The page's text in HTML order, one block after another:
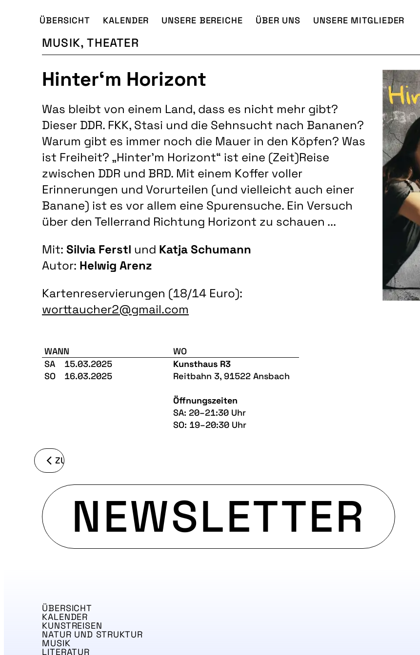
ÜBERSICHT KALENDER UNSERE BEREICHE ÜBER UNS UNSERE MITGLIEDER
MUSIK, THEATER
Hinter‘m Horizont
Was bleibt von einem Land, dass es nicht mehr gibt?
Dieser DDR. FKK, Stasi und die Sehnsucht nach Bananen?
Warum gibt es immer noch die Mauer in den Köpfen? Was
ist Freiheit? „Hinter’m Horizont“ ist eine (Zeit)Reise
zwischen DDR und BRD. Mit einem Koffer voller
Erinnerungen und Vorurteilen (und vielleicht auch einer
Banane) ist es vor allem eine Spurensuche. Ein Versuch
über den Tellerrand Richtung Horizont zu schauen ...
Mit: Silvia Ferstl und Katja Schumann
Autor: Helwig Arenz
Kartenreservierungen (18/14 Euro):
worttaucher2@gmail.com
WANN
SA
15.03.2025
SO
16.03.2025
WO
Kunsthaus R3
Reitbahn 3, 91522 Ansbach
Öffnungszeiten
SA: 20–21:30 Uhr
SO: 19–20:30 Uhr
ZURÜCK
NEWSLETTER
ÜBERSICHT
KALENDER
KUNSTREISEN
NATUR UND STRUKTUR
MUSIK
LITERATUR